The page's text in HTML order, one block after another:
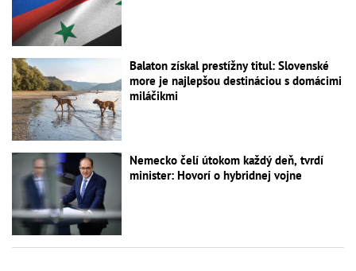
Balaton získal prestížny titul: Slovenské
more je najlepšou destináciou s domácimi
miláčikmi
Nemecko čelí útokom každý deň, tvrdí
minister: Hovorí o hybridnej vojne